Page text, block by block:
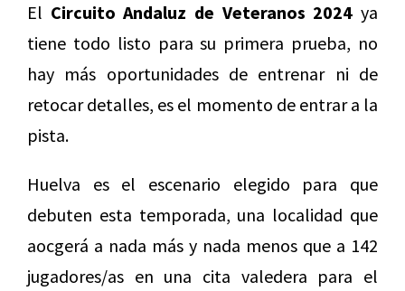
El Circuito Andaluz de Veteranos 2024 ya
tiene todo listo para su primera prueba, no
hay más oportunidades de entrenar ni de
retocar detalles, es el momento de entrar a la
pista.
Huelva es el escenario elegido para que
debuten esta temporada, una localidad que
aocgerá a nada más y nada menos que a 142
jugadores/as en una cita valedera para el